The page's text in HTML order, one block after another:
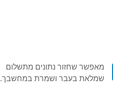
מאפשר שחזור נתונים מתשלום
שמלאת בעבר ושמרת במחשבך.